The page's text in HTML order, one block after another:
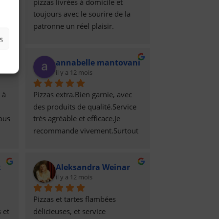
toujours avec le sourire de la
patronne un réel plaisir.
annabelle mantovani
il y a 12 mois
Pizzas extra.Bien garnie, avec
des produits de qualité.Service
très agréable et efficace.Je
recommande vivement.Surtout
et
Aleksandra Weinar
il y a 12 mois
Pizzas et tartes flambées
délicieuses, et service